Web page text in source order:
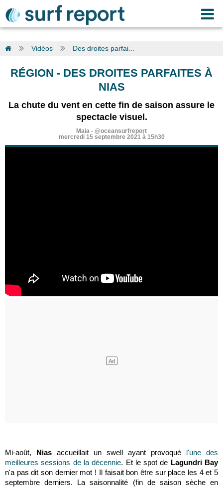
Vidéos Des droites parfai...
RÉGION - DES DROITES PARFAITES À
NIAS
La chute du vent en cette fin de saison assure le
spectacle visuel.
Maia - @oceansurfreport
mercredi 15 septembre 2021 à 15h30
Mi-août, Nias accueillait un swell ayant provoqué l'une des
meilleures sessions de la décennie. Et le spot de Lagundri Bay
n'a pas dit son dernier mot ! Il faisait bon être sur place les 4 et 5
septembre derniers. La saisonnalité (fin de saison sèche en